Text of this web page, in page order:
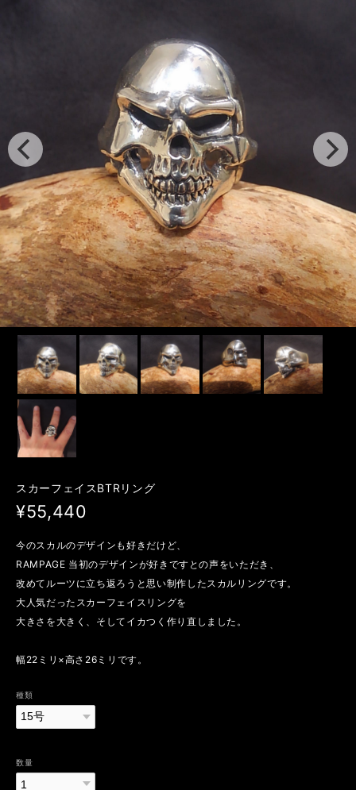
スカーフェイスBTRリング
¥55,440
今のスカルのデザインも好きだけど、
RAMPAGE 当初のデザインが好きですとの声をいただき、
改めてルーツに立ち返ろうと思い制作したスカルリングです。
大人気だったスカーフェイスリングを
大きさを大きく、そしてイカつく作り直しました。
幅22ミリ×高さ26ミリです。
種類
数量